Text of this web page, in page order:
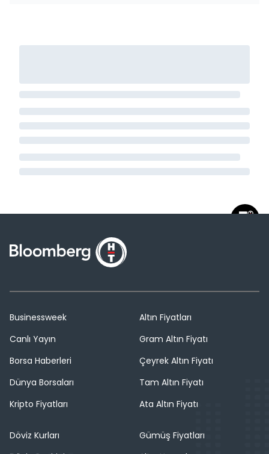
Businessweek
Canlı Yayın
Borsa Haberleri
Dünya Borsaları
Kripto Fiyatları
Altın Fiyatları
Gram Altın Fiyatı
Çeyrek Altın Fiyatı
Tam Altın Fiyatı
Ata Altın Fiyatı
Döviz Kurları
Gümüş Fiyatları